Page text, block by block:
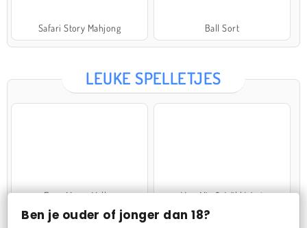
Ben je ouder of jonger dan 18?
Safari Story Mahjong Ball Sort
LEUKE SPELLETJES
Farm Merge Valley VegaMix 2: Wild West